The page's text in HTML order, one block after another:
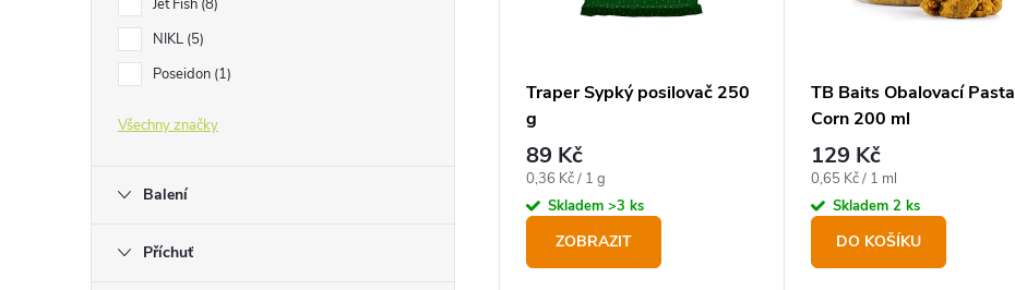
Jet Fish 8
NIKL 5
Poseidon 1
Všechny značky
Balení
Příchuť
Traper Sypký posilovač 250
g
89 Kč
Měrná
cena:
0,36 Kč / 1 g
Skladem >3 ks
ZOBRAZIT
TB Baits Obalovací Pasta
Corn 200 ml
129 Kč
Měrná
cena:
0,65 Kč / 1 ml
Skladem 2 ks
DO KOŠÍKU